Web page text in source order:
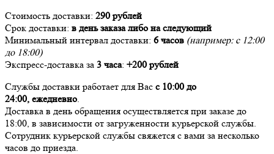
Стоимость доставки: 290 рублей
Срок доставки: в день заказа либо на следующий
Минимальный интервал доставки: 6 часов (например: с 12:00
до 18:00)
Экспресс-доставка за 3 часа: +200 рублей
Службы доставки работает для Вас с 10:00 до
24:00, ежедневно.
Доставка в день обращения осуществляется при заказе до
18:00, в зависимости от загруженности курьерской службы.
Сотрудник курьерской службы свяжется с вами за несколько
часов до приезда.